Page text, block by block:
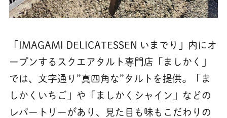
「IMAGAMI DELICATESSEN いまでり」内にオ
ープンするスクエアタルト専門店「ましかく」
では、文字通り”真四角な”タルトを提供。「ま
しかくいちご」や「ましかくシャイン」などの
レパートリーがあり、見た目も味もこだわりの